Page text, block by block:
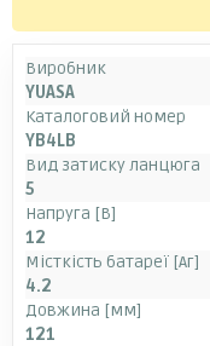
Виробник
YUASA
Каталоговий номер
YB4LB
Вид затиску ланцюга
5
Напруга [В]
12
Місткість батареї [Аг]
4.2
Довжина [мм]
121